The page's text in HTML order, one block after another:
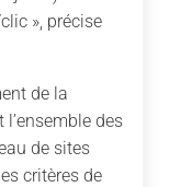
», précise
de la
des
de sites
critères de